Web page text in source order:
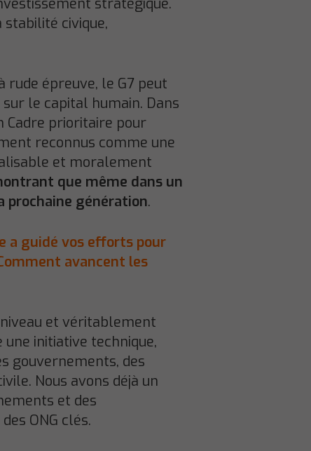
stratégique.
civique,
rude épreuve, le G7 peut
le capital humain. Dans
Cadre prioritaire pour
reconnus comme une
et moralement
que même dans un
prochaine génération.
a guidé vos efforts pour
avancent les
et véritablement
initiative technique,
gouvernements, des
Nous avons déjà un
et des
ONG clés.